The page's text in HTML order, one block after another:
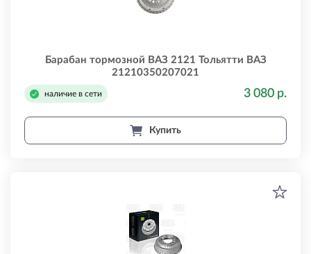
Барабан тормозной ВАЗ 2121 Тольятти ВАЗ
21210350207021
наличие в сети 3 080 р.
Купить